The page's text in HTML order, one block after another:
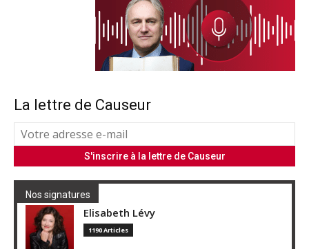
La lettre de Causeur
Nos signatures
Elisabeth Lévy
1190 Articles